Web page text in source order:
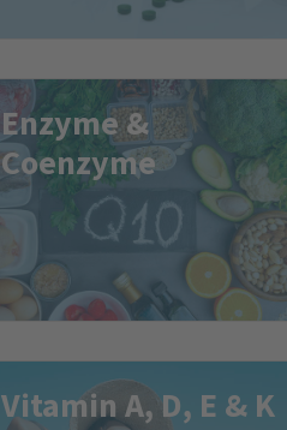
Enzyme &
Coenzyme
Vitamin A, D, E & K